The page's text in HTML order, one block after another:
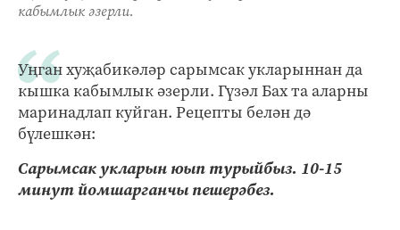
кабымлык әзерли.
Уңган хуҗабикәләр сарымсак укларыннан да
кышка кабымлык әзерли. Гүзәл Бах та аларны
маринадлап куйган. Рецепты белән дә
бүлешкән:
Сарымсак укларын юып турыйбыз. 10-15
минут йомшарганчы пешерәбез.